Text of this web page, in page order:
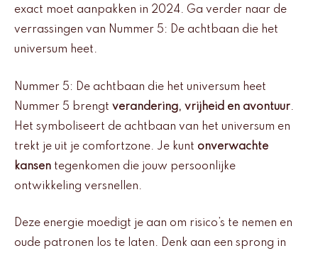
exact moet aanpakken in 2024. Ga verder naar de
verrassingen van Nummer 5: De achtbaan die het
universum heet.
Nummer 5: De achtbaan die het universum heet
Nummer 5 brengt verandering, vrijheid en avontuur.
Het symboliseert de achtbaan van het universum en
trekt je uit je comfortzone. Je kunt onverwachte
kansen tegenkomen die jouw persoonlijke
ontwikkeling versnellen.
Deze energie moedigt je aan om risico’s te nemen en
oude patronen los te laten. Denk aan een sprong in